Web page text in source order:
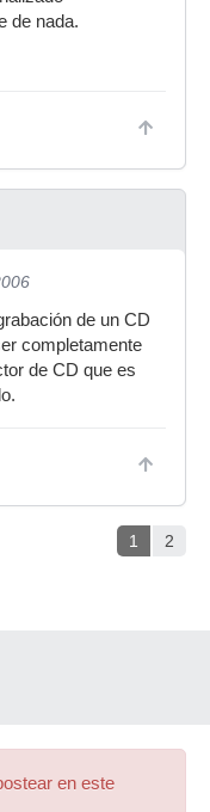
de nada.
de un CD
completamente
de CD que es
1 2
en este